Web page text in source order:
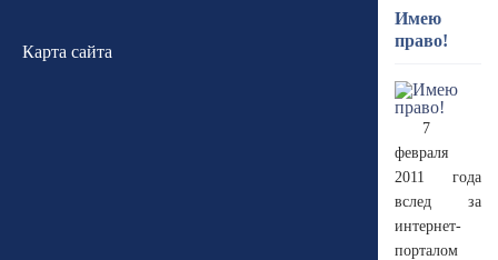
Карта сайта
Имею
право!
7
февраля
2011 года
вслед за
интернет-
порталом